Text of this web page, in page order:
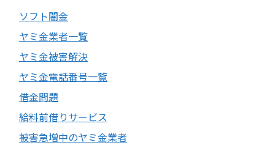
ソフト闇金
ヤミ金業者一覧
ヤミ金被害解決
ヤミ金電話番号一覧
借金問題
給料前借りサービス
被害急増中のヤミ金業者